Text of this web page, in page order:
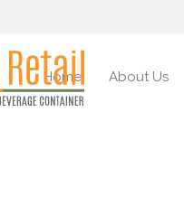
Home About Us